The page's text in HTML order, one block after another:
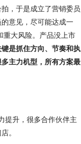
，于是成立了营销委员
意见，尽可能达成一
重大风险。产品没上市
键是抓住方向、节奏和执
主力机型，所有方案最
提升，很多合作伙伴主
。